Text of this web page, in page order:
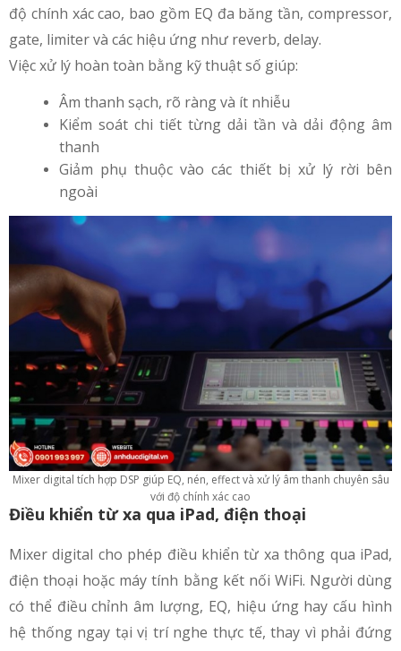
độ chính xác cao, bao gồm EQ đa băng tần, compressor,
gate, limiter và các hiệu ứng như reverb, delay.
Việc xử lý hoàn toàn bằng kỹ thuật số giúp:
Âm thanh sạch, rõ ràng và ít nhiễu
Kiểm soát chi tiết từng dải tần và dải động âm
thanh
Giảm phụ thuộc vào các thiết bị xử lý rời bên
ngoài
Mixer digital tích hợp DSP giúp EQ, nén, effect và xử lý âm thanh chuyên sâu
với độ chính xác cao
Điều khiển từ xa qua iPad, điện thoại
Mixer digital cho phép điều khiển từ xa thông qua iPad,
điện thoại hoặc máy tính bằng kết nối WiFi. Người dùng
có thể điều chỉnh âm lượng, EQ, hiệu ứng hay cấu hình
hệ thống ngay tại vị trí nghe thực tế, thay vì phải đứng